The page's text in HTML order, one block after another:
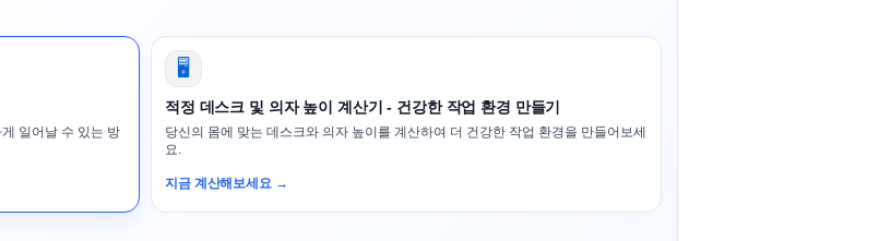
일어날 수 있는 방
🖥️
적정 데스크 및 의자 높이 계산기 - 건강한 작업 환경 만들기
당신의 몸에 맞는 데스크와 의자 높이를 계산하여 더 건강한 작업 환경을 만들어보세
요.
지금 계산해보세요 →